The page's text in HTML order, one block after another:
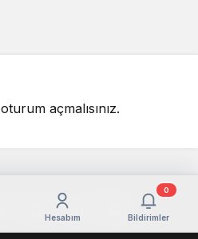
oturum açmalısınız.
Hesabım Bildirimler
0